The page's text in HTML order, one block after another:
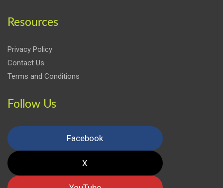
Resources
Privacy Policy
Contact Us
Terms and Conditions
Follow Us
Facebook
X